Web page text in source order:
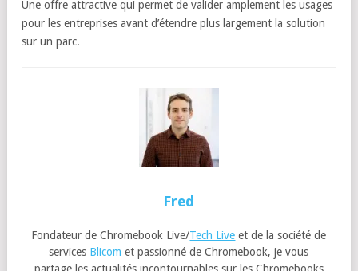
Une offre attractive qui permet de valider amplement les usages
pour les entreprises avant d’étendre plus largement la solution
sur un parc.
Fred
Fondateur de Chromebook Live/Tech Live et de la société de
services Blicom et passionné de Chromebook, je vous